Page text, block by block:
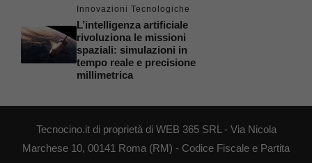
Innovazioni Tecnologiche
L’intelligenza artificiale
rivoluziona le missioni
spaziali: simulazioni in
tempo reale e precisione
millimetrica
Tecnocino.it di proprietà di WEB 365 SRL - Via Nicola
Marchese 10, 00141 Roma (RM) - Codice Fiscale e Partita